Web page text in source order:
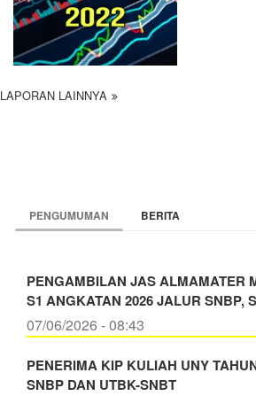
LAPORAN LAINNYA
PENGUMUMAN BERITA
PENGAMBILAN JAS ALMAMATER
S1 ANGKATAN 2026 JALUR SNBP,
07/06/2026 - 08:43
PENERIMA KIP KULIAH UNY
SNBP DAN UTBK-SNBT